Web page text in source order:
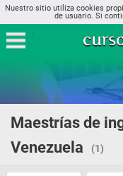
Nuestro sitio utiliza cookies
de usuario. Si
Maestrías de
Venezuela
(1)